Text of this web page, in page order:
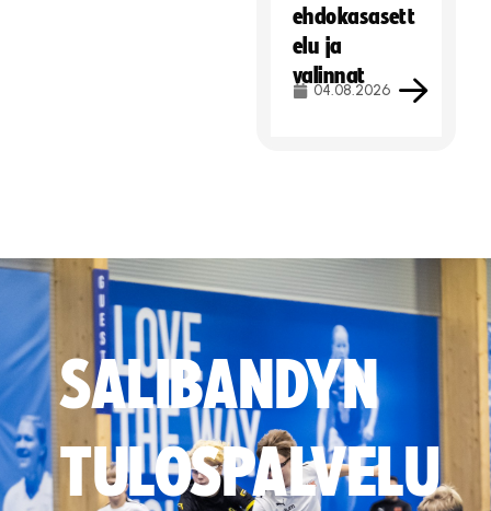
ehdokasasett
elu ja
valinnat
04.08.2026
SALIBANDYN
TULOSPALVELU